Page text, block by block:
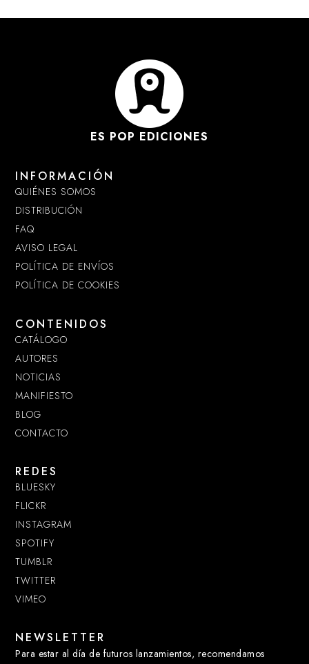
ES POP EDICIONES
INFORMACIÓN
QUIÉNES SOMOS
DISTRIBUCIÓN
FAQ
AVISO LEGAL
POLÍTICA DE ENVÍOS
POLÍTICA DE COOKIES
CONTENIDOS
CATÁLOGO
AUTORES
NOTICIAS
MANIFIESTO
BLOG
CONTACTO
REDES
BLUESKY
FLICKR
INSTAGRAM
SPOTIFY
TUMBLR
TWITTER
VIMEO
NEWSLETTER
Para estar al día de futuros lanzamientos, recomendamos